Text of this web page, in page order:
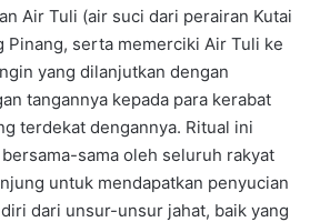
Air Tuli (air suci dari perairan Kutai
Pinang, serta memerciki Air Tuli ke
yang dilanjutkan dengan
tangannya kepada para kerabat
terdekat dengannya. Ritual ini
sama oleh seluruh rakyat
untuk mendapatkan penyucian
dari unsur-unsur jahat, baik yang